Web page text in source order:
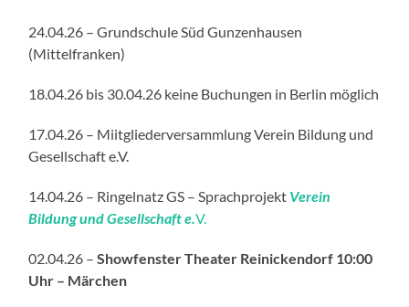
24.04.26 – Grundschule Süd Gunzenhausen
(Mittelfranken)
18.04.26 bis 30.04.26 keine Buchungen in Berlin möglich
17.04.26 – Miitgliederversammlung Verein Bildung und
Gesellschaft e.V.
14.04.26 – Ringelnatz GS – Sprachprojekt Verein
Bildung und Gesellschaft e.V.
02.04.26 –Showfenster Theater Reinickendorf 10:00
Uhr – Märchen